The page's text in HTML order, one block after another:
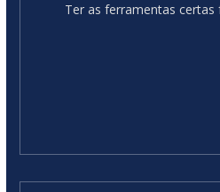
Ter as ferramentas